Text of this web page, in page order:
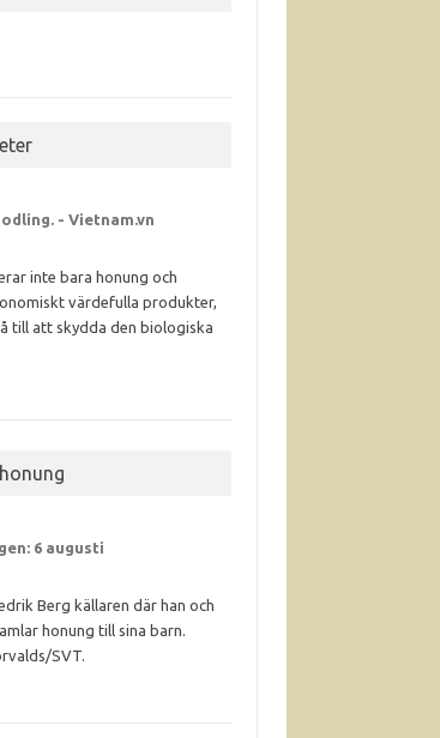
. - Vietnam.vn
inte bara honung och
värdefulla produkter,
till att skydda den biologiska
6 augusti
Berg källaren där han och
honung till sina barn.
SVT.